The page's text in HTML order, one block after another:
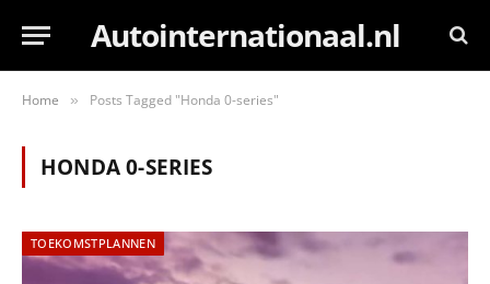
Autointernationaal.nl
Home » Posts Tagged "Honda 0-series"
HONDA 0-SERIES
TOEKOMSTPLANNEN